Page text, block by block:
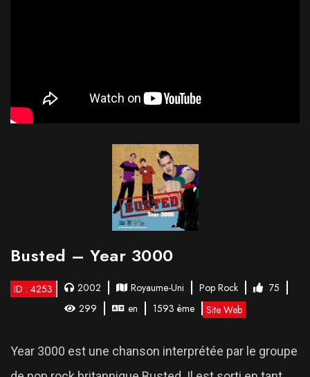
Busted – Year 3000
ID : 4253 2002 Royaume-Uni Pop Rock
75
299
en 1593 ème Site Web
Year 3000 est une chanson interprétée par le groupe